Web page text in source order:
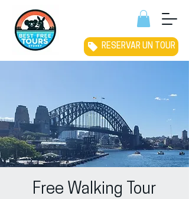
RESERVAR UN TOUR
Free Walking Tour